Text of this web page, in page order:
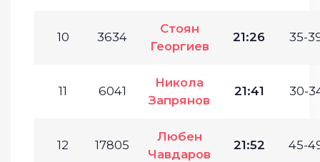
10 3634
Стоян
Георгиев
21:26 35-
11 6041
Никола
Запрянов
21:41 30-
12 17805
Любен
Чавдаров
21:52 45-